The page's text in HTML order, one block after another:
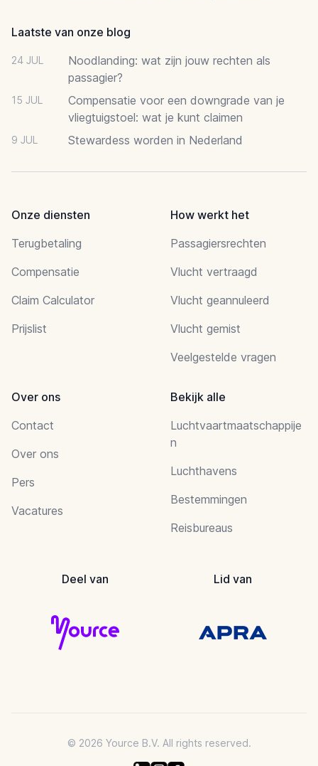
Laatste van onze blog
24 JUL
Noodlanding: wat zijn jouw rechten als
passagier?
15 JUL
Compensatie voor een downgrade van je
vliegtuigstoel: wat je kunt claimen
9 JUL Stewardess worden in Nederland
Onze diensten
Terugbetaling
Compensatie
Claim Calculator
Prijslist
How werkt het
Passagiersrechten
Vlucht vertraagd
Vlucht geannuleerd
Vlucht gemist
Veelgestelde vragen
Over ons
Contact
Over ons
Pers
Vacatures
Bekijk alle
Luchtvaartmaatschappije
n
Luchthavens
Bestemmingen
Reisbureaus
Deel van Lid van
© 2026 Yource B.V. All rights reserved.